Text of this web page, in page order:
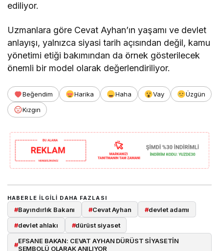
ediliyor.
Uzmanlara göre Cevat Ayhan’ın yaşamı ve devlet
anlayışı, yalnızca siyasi tarih açısından değil, kamu
yönetimi etiği bakımından da örnek gösterilecek
önemli bir model olarak değerlendiriliyor.
Beğendim Harika Haha Vay
Üzgün
Kızgın
HABERLE ILGILI DAHA FAZLASI
#Bayındırlık Bakanı #Cevat Ayhan #devlet adamı
#devlet ahlakı #dürüst siyaset
#EFSANE BAKAN: CEVAT AYHAN DÜRÜST SİYASETİN
SEMBOLÜ OLARAK ANILIYOR